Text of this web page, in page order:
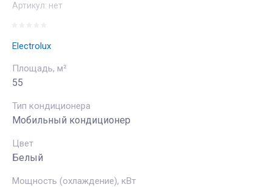
Артикул: нет
Electrolux
Площадь, м²
55
Тип кондиционера
Мобильный кондиционер
Цвет
Белый
Мощность (охлаждение), кВт